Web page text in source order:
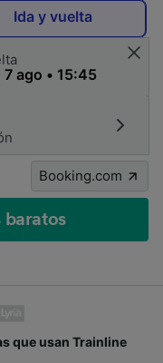
Ida y vuelta
Booking.com
baratos
que usan Trainline